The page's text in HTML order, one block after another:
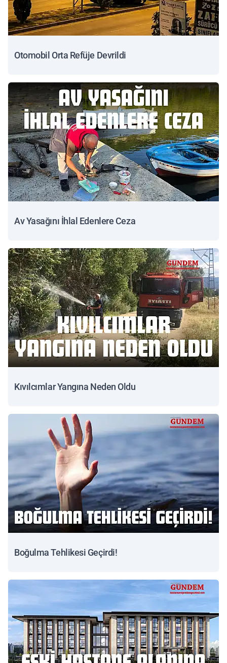
Otomobil Orta Refüje Devrildi
Av Yasağını İhlal Edenlere Ceza
Kıvılcımlar Yangına Neden Oldu
Boğulma Tehlikesi Geçirdi!